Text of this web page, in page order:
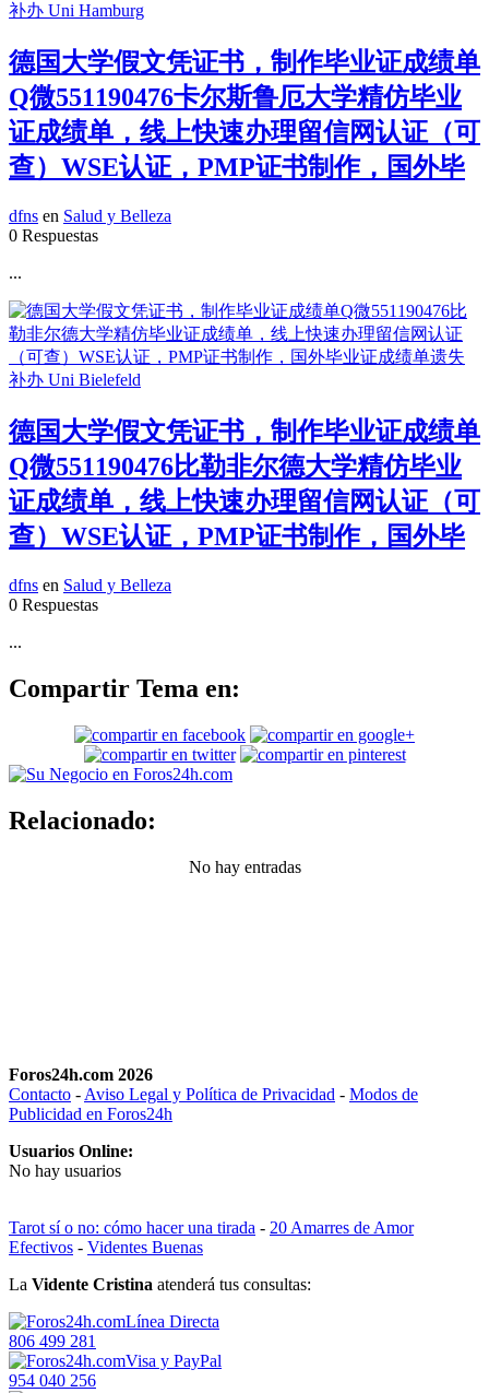
德国大学假文凭证书，制作毕业证成绩单
Q微551190476卡尔斯鲁厄大学精仿毕业
证成绩单，线上快速办理留信网认证（可
查）WSE认证，PMP证书制作，国外毕
dfns en Salud y Belleza
0 Respuestas
...
德国大学假文凭证书，制作毕业证成绩单
Q微551190476比勒非尔德大学精仿毕业
证成绩单，线上快速办理留信网认证（可
查）WSE认证，PMP证书制作，国外毕
dfns en Salud y Belleza
0 Respuestas
...
Compartir Tema en:
Relacionado:
No hay entradas
Foros24h.com 2026
Contacto - Aviso Legal y Política de Privacidad - Modos de
Publicidad en Foros24h
Usuarios Online:
No hay usuarios
Tarot sí o no: cómo hacer una tirada - 20 Amarres de Amor
Efectivos - Videntes Buenas
La Vidente Cristina atenderá tus consultas:
Línea Directa
806 499 281
Visa y PayPal
954 040 256